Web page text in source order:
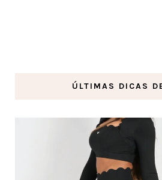
ÚLTIMAS DICAS